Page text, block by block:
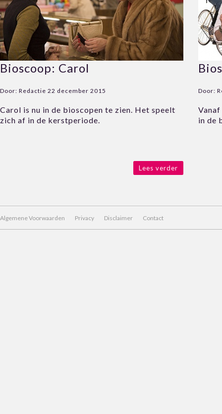
Bioscoop: Carol
Door: Redactie 22 december 2015
Carol is nu in de bioscopen te zien. Het speelt
zich af in de kerstperiode.
Lees verder
Door:
in de
Algemene Voorwaarden Privacy Disclaimer Contact